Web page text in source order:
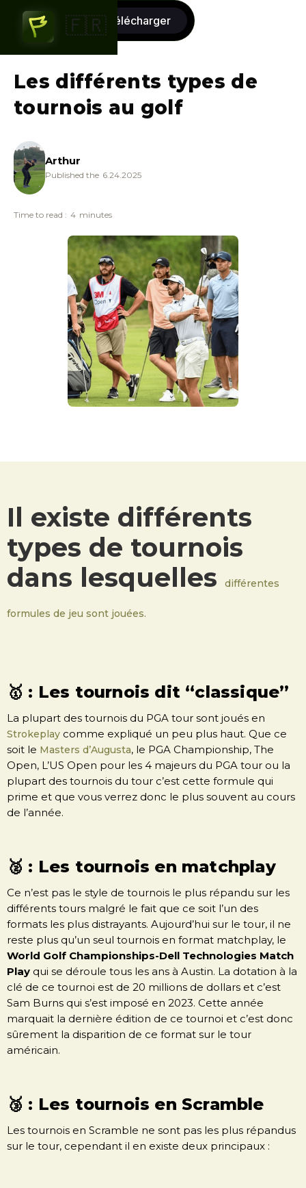
🇫🇷
Les différents types de
tournois au golf
Arthur
Published the 6.24.2025
Time to read : 4 minutes
Il existe différents
types de tournois
dans lesquelles
différentes
formules de jeu sont jouées.
🥇 : Les tournois dit “classique”
La plupart des tournois du PGA tour sont joués en
Strokeplay comme expliqué un peu plus haut. Que ce
soit le Masters d’Augusta, le PGA Championship, The
Open, L’US Open pour les 4 majeurs du PGA tour ou la
plupart des tournois du tour c’est cette formule qui
prime et que vous verrez donc le plus souvent au cours
de l’année.
🥈 : Les tournois en matchplay
Ce n’est pas le style de tournois le plus répandu sur les
différents tours malgré le fait que ce soit l’un des
formats les plus distrayants. Aujourd’hui sur le tour, il ne
reste plus qu’un seul tournois en format matchplay, le
World Golf Championships-Dell Technologies Match
Play qui se déroule tous les ans à Austin. La dotation à la
clé de ce tournoi est de 20 millions de dollars et c’est
Sam Burns qui s’est imposé en 2023. Cette année
marquait la dernière édition de ce tournoi et c’est donc
sûrement la disparition de ce format sur le tour
américain.
🥉 : Les tournois en Scramble
Les tournois en Scramble ne sont pas les plus répandus
sur le tour, cependant il en existe deux principaux :
commencer
gratuitement
télécharger